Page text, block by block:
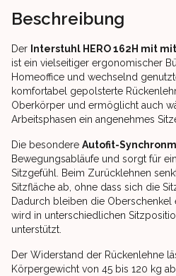
Beschreibung
Der Interstuhl HERO 162H mit
ist ein vielseitiger ergonomischer
Homeoffice und wechselnd
komfortabel gepolsterte
Oberkörper und ermöglicht auch
Arbeitsphasen ein angenehmes
Die besondere Autofit-
Bewegungsabläufe und sorgt für
Sitzgefühl. Beim Zurücklehnen
Sitzfläche ab, ohne dass sich die
Dadurch bleiben die
wird in unterschiedlichen
unterstützt.
Der Widerstand der Rückenlehne
Körpergewicht von 45 bis 120 kg